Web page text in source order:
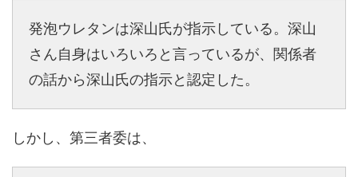
発泡ウレタンは深山氏が指示している。深山
さん自身はいろいろと言っているが、関係者
の話から深山氏の指示と認定した。
しかし、第三者委は、